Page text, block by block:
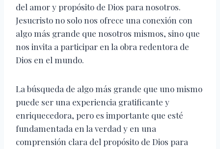
del amor y propósito de Dios para nosotros.
Jesucristo no solo nos ofrece una conexión con
algo más grande que nosotros mismos, sino que
nos invita a participar en la obra redentora de
Dios en el mundo.
La búsqueda de algo más grande que uno mismo
puede ser una experiencia gratificante y
enriquecedora, pero es importante que esté
fundamentada en la verdad y en una
comprensión clara del propósito de Dios para